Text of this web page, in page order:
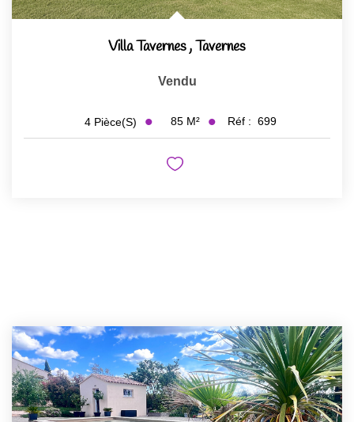
Villa Tavernes,Tavernes
Vendu
4 Pièce(s) 85 M² Réf : 699